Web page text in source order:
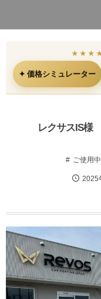
✦ 価格シミュレーター
レクサスIS様
ご使用
2025